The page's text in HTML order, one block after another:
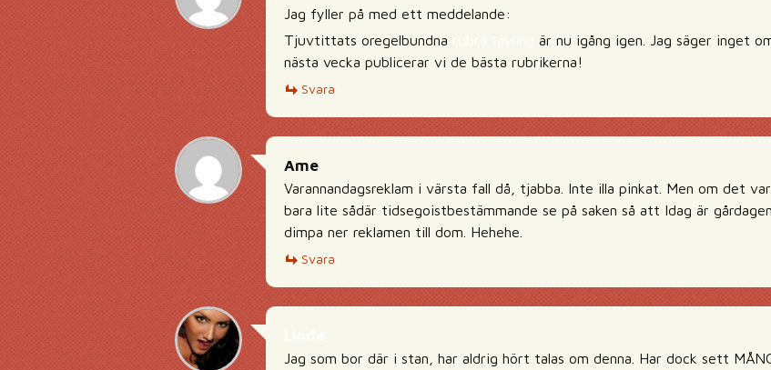
Jag fyller på med ett meddelande:
Tjuvtittats oregelbundna
är nu igång igen. Jag säger inget
nästa vecka publicerar vi de bästa rubrikerna!
Svara
Ame
Varannandagsreklam i värsta fall då, tjabba. Inte illa pinkat. Men om det
bara lite sådär tidsegoistbestämmande se på saken så att Idag är
dimpa ner reklamen till dom. Hehehe.
Svara
Jag som bor där i stan, har aldrig hört talas om denna. Har dock sett